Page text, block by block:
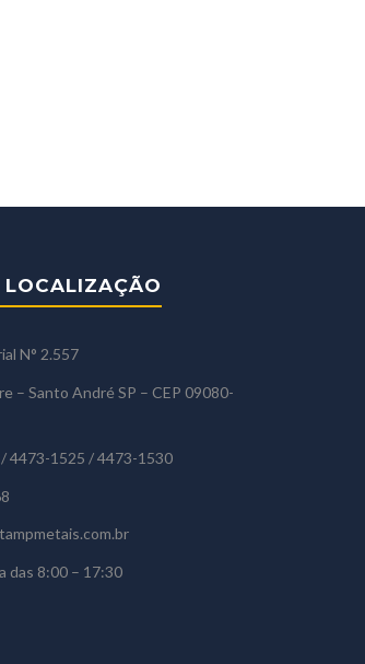
LOCALIZAÇÃO
N° 2.557
– Santo André SP – CEP 09080-
4473-1525 / 4473-1530
das 8:00 – 17:30